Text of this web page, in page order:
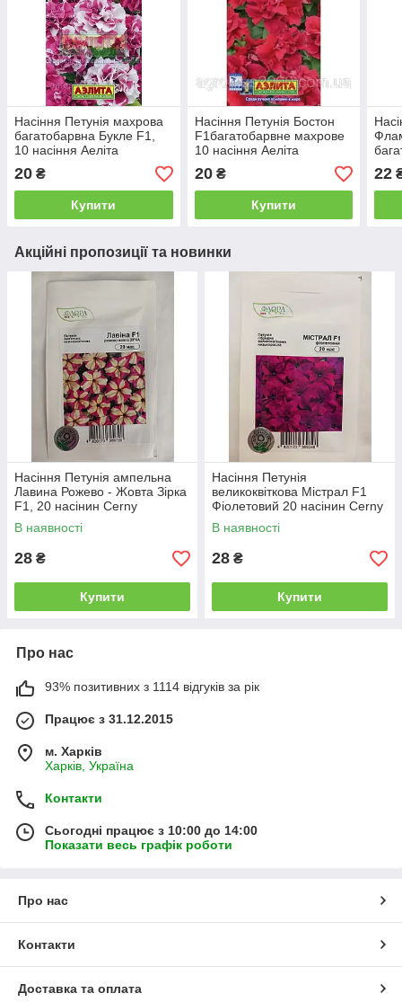
Насіння Петунія махрова
багатобарвна Букле F1,
10 насіння Аеліта
20 ₴
Купити
Насіння Петунія Бостон
F1багатобарвне махрове
10 насіння Аеліта
20₴
Купити
22
Акційні пропозиції та новинки
Насіння Петунія ампельна
Лавина Рожево - Жовта Зірка
F1, 20 насінин Cerny
В наявності
28 ₴
Купити
Насіння Петунія
великоквіткова Містрал F1
Фіолетовий 20 насінин Cerny
В наявності
28 ₴
Купити
Про нас
93% позитивних з 1114 відгуків за рік
Працює з 31.12.2015
м. Харків
Харків, Україна
Контакти
Сьогодні працює з 10:00 до 14:00
Показати весь графік роботи
Про нас
Контакти
Доставка та оплата